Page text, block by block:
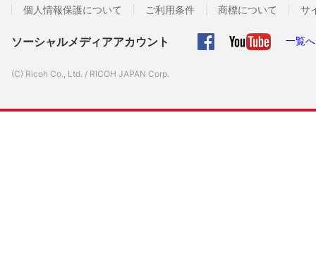
個人情報保護について ご利用条件 商標について サ
ソーシャルメディアアカウント 一覧へ
(C) Ricoh Co., Ltd. / RICOH JAPAN Corp.